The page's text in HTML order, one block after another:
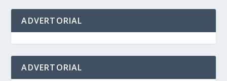
ADVERTORIAL
ADVERTORIAL